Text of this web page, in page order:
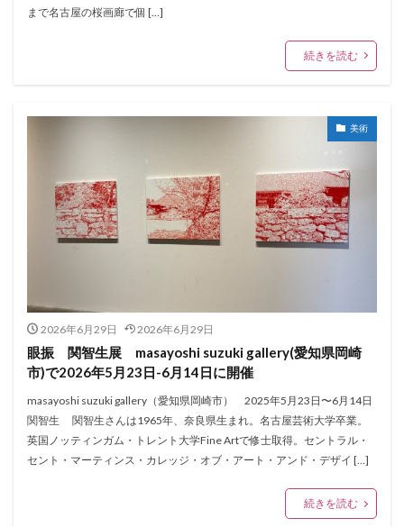
まで名古屋の桜画廊で個 […]
続きを読む
美術
2026年6月29日 2026年6月29日
眼振 関智生展 masayoshi suzuki gallery(愛知県岡崎
市)で2026年5月23日-6月14日に開催
masayoshi suzuki gallery（愛知県岡崎市） 2025年5月23日〜6月14日
関智生 関智生さんは1965年、奈良県生まれ。名古屋芸術大学卒業。
英国ノッティンガム・トレント大学Fine Artで修士取得。セントラル・
セント・マーティンス・カレッジ・オブ・アート・アンド・デザイ […]
続きを読む